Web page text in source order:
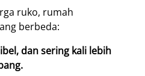
ruko, rumah
berbeda:
dan sering kali lebih